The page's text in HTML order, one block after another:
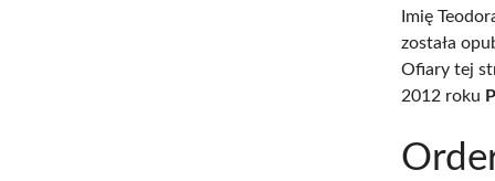
Imię
została
Ofiary tej
2012 roku